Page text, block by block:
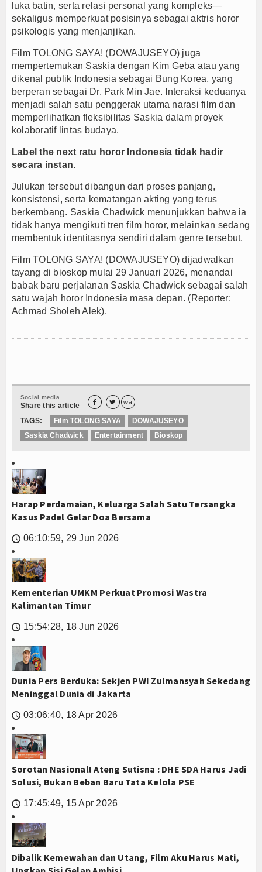
luka batin, serta relasi personal yang kompleks—
sekaligus memperkuat posisinya sebagai aktris horor
psikologis yang menjanjikan.
Film TOLONG SAYA! (DOWAJUSEYO) juga
mempertemukan Saskia dengan Kim Geba atau yang
dikenal publik Indonesia sebagai Bung Korea, yang
berperan sebagai Dr. Park Min Jae. Interaksi keduanya
menjadi salah satu penggerak utama narasi film dan
memperlihatkan fleksibilitas Saskia dalam proyek
kolaboratif lintas budaya.
Label the next ratu horor Indonesia tidak hadir
secara instan.
Julukan tersebut dibangun dari proses panjang,
konsistensi, serta kematangan akting yang terus
berkembang. Saskia Chadwick menunjukkan bahwa ia
tidak hanya mengikuti tren film horor, melainkan sedang
membentuk identitasnya sendiri dalam genre tersebut.
Film TOLONG SAYA! (DOWAJUSEYO) dijadwalkan
tayang di bioskop mulai 29 Januari 2026, menandai
babak baru perjalanan Saskia Chadwick sebagai salah
satu wajah horor Indonesia masa depan. (Reporter:
Achmad Sholeh Alek).
Social media
Share this article   wa
TAGS: Film TOLONG SAYA
DOWAJUSEYO
Saskia Chadwick
Entertainment Bioskop
Harap Perdamaian, Keluarga Salah Satu Tersangka
Kasus Padel Gelar Doa Bersama
🕔 06:10:59, 29 Jun 2026
Kementerian UMKM Perkuat Promosi Wastra
Kalimantan Timur
🕔 15:54:28, 18 Jun 2026
Dunia Pers Berduka: Sekjen PWI Zulmansyah Sekedang
Meninggal Dunia di Jakarta
🕔 03:06:40, 18 Apr 2026
Sorotan Nasional! Ateng Sutisna : DHE SDA Harus Jadi
Solusi, Bukan Beban Baru Tata Kelola PSE
🕔 17:45:49, 15 Apr 2026
Dibalik Kemewahan dan Utang, Film Aku Harus Mati,